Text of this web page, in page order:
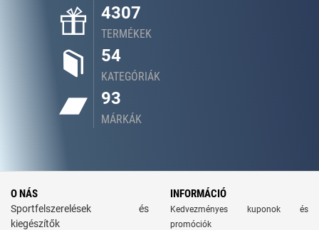
4307
TERMÉKEK
54
KATEGÓRIÁK
93
MÁRKÁK
O NÁS
Sportfelszerelések és
kiegészítők
INFORMÁCIÓ
Kedvezményes kuponok és
promóciók